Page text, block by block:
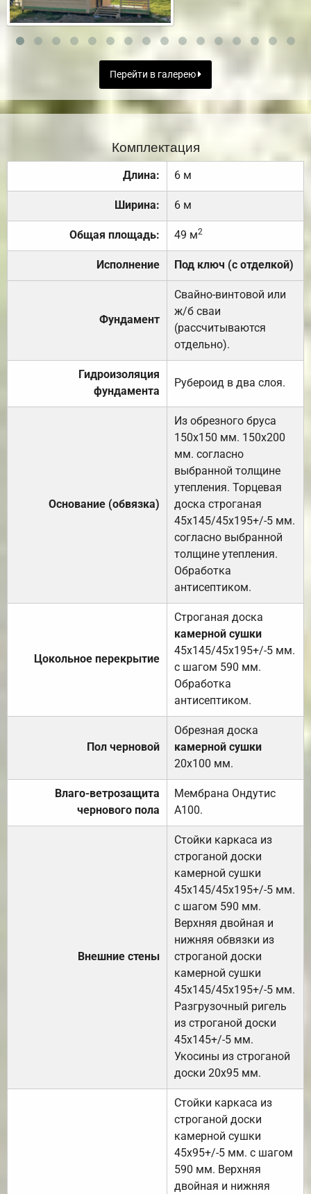
Перейти в галерею
Комплектация
Длина: 6 м
Ширина: 6 м
Общая площадь: 49 м2
Исполнение Под ключ (с отделкой)
Фундамент
Свайно-винтовой или
ж/б сваи
(рассчитываются
отдельно).
Гидроизоляция
фундамента
Рубероид в два слоя.
Основание (обвязка)
Из обрезного бруса
150х150 мм. 150х200
мм. согласно
выбранной толщине
утепления. Торцевая
доска строганая
45х145/45х195+/-5 мм.
согласно выбранной
толщине утепления.
Обработка
антисептиком.
Цокольное перекрытие
Строганая доска
камерной сушки
45х145/45х195+/-5 мм.
с шагом 590 мм.
Обработка
антисептиком.
Пол черновой
Обрезная доска
камерной сушки
20х100 мм.
Влаго-ветрозащита
чернового пола
Мембрана Ондутис
А100.
Внешние стены
Стойки каркаса из
строганой доски
камерной сушки
45х145/45х195+/-5 мм.
с шагом 590 мм.
Верхняя двойная и
нижняя обвязки из
строганой доски
камерной сушки
45х145/45х195+/-5 мм.
Разгрузочный ригель
из строганой доски
45х145+/-5 мм.
Укосины из строганой
доски 20х95 мм.
Стойки каркаса из
строганой доски
камерной сушки
45х95+/-5 мм. с шагом
590 мм. Верхняя
двойная и нижняя